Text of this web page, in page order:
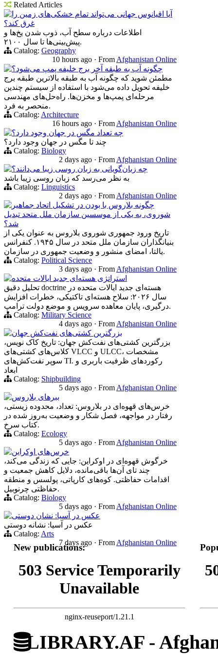
Related Articles
آیا اقیانوس جهانی می‌تواند تمام خشکی‌های زمین را
غرق کند؟
اطلاعات درباره سطح آب، ذوب شدن یخ‌ها و
پیش‌بینی‌ها تا سال ۲۱۰۰.
Catalog: Geography
10 hours ago · From Afghanistan Online
چگونه آب به طبقه آخر برج خلیفه پمپ می‌شود؟
مطمئن شوید که چگونه آب به طبقه بالاترین طبقه برج
خلیفه تحویل داده می‌شود با استفاده از سیستم چندین
مرحله‌ای پمپ‌ها و مخزن‌ها. راه‌حل‌های مهندسی
منحصر به فرد.
Catalog: Architecture
16 hours ago · From Afghanistan Online
چه تعداد مگس در جهان وجود دارد؟
چند تا مگس در جهان وجود دارد؟
Catalog: Biology
2 days ago · From Afghanistan Online
چه زبان‌گویانی به زبان روسی زیبا می‌دانند؟
به نظر می‌رسد که زبان روسی زیبا باشد
Catalog: Linguistics
2 days ago · From Afghanistan Online
چگونه بلاروس با بودن در تشکیل اتحاد جماهیر
شوروی، به یکی از موسسین سازمان ملل متحد تبدیل
شد؟
تاریخ ورود جمهوری شوروی بلاروس به عنوان یکی از
بنیانگذاران سازمان ملل متحد در سال ۱۹۴۵. کنفرانس
یالتا، امضای منشور و وضعیت جمهوری در سازمان.
Catalog: Political Science
3 days ago · From Afghanistan Online
استراتژی هسته‌ای جدید ایالات متحده
تحلیل دقیق doctrine هسته‌ای جدید ایالات متحده در
سال ۲۰۲۶: سلاح هسته‌ای تاکتیکی، خطرات افزایش
درگیری، پایان معاهده سرویس و موضع دولت ترامپ.
Catalog: Military Science
4 days ago · From Afghanistan Online
بزرگترین کشتی‌های نفت‌کش جهان
بزرگترین کشتی‌های نفت‌کش جهان: تاریخ کاک نویس،
کلاس‌های کشتی‌های VLCC و ULCC، مشخصات
سوپر نفت‌کش‌های TI. رکوردهای ظرفیت باربری و
ابعاد
Catalog: Shipbuilding
5 days ago · From Afghanistan Online
ببرهای بلاروس
خرس‌های قهوه‌ای در بلاروس: تعداد، محدوده زیستی،
رفتار در مواجهه، فصل شکار و وضعیت به‌روز شده در
کتاب سرخ.
Catalog: Ecology
5 days ago · From Afghanistan Online
خرس‌های اوکراین
خرگوش قهوه‌ای در اوکراین: جایی که زندگی می‌کند،
چند تای آن‌ها باقی‌مانده، دلایل کاهش جمعیت و
اقدامات حفاظتی. کوه‌های کارپاتی، پولسس و منطقه
حفاظتی چرنوبیل.
Catalog: Biology
5 days ago · From Afghanistan Online
عکس در آسیا: نشان دوستی
عکس در آسیا: نشانه دوستی
Catalog: Arts
7 days ago · From Afghanistan Online
New publications:
503 Service Temporarily
Unavailable
nginx-reuseport/1.21.1
LIBRARY.AF -